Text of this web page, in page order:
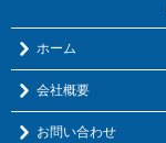
ホーム
会社概要
お問い合わせ